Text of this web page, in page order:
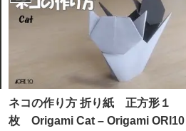
ネコの作り方 折り紙 正方形１
枚 Origami Cat – Origami ORI10